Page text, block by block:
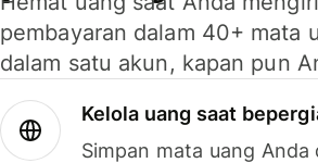
pembayaran dalam 40+ mata
dalam satu akun, kapan pun
Kelola uang saat
Simpan mata uang